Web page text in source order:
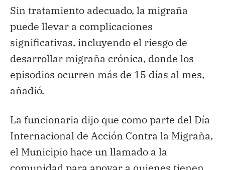
Sin tratamiento adecuado, la migraña
puede llevar a complicaciones
significativas, incluyendo el riesgo de
desarrollar migraña crónica, donde los
episodios ocurren más de 15 días al mes,
añadió.
La funcionaria dijo que como parte del Día
Internacional de Acción Contra la Migraña,
el Municipio hace un llamado a la